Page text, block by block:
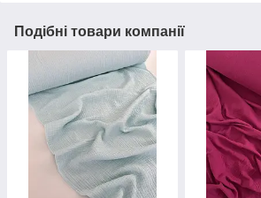
Подібні товари компанії